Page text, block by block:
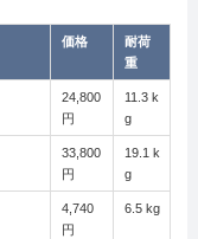
価格
耐荷
重
24,800
円
11.3 k
g
33,800
円
19.1 k
g
4,740
円
6.5 kg